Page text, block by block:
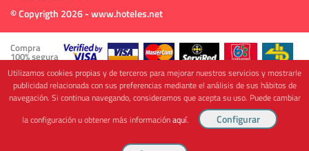
© Copyrigth 2026 - www.hoteles.net
Compra
100% segura
Cofinanciado por
Utilizamos cookies propias y de terceros para mejorar nuestros servicios y mostrarle
publicidad relacionada con sus preferencias mediante el análisis de sus hábitos de
navegación. Si continua navegando, consideramos que acepta su uso. Puede cambiar
la configuración u obtener más informaciónaquí.